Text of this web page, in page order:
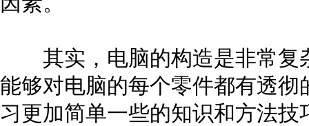
其实，电脑的构造是非常复
能够对电脑的每个零件都有透
习更加简单一些的知识和方法